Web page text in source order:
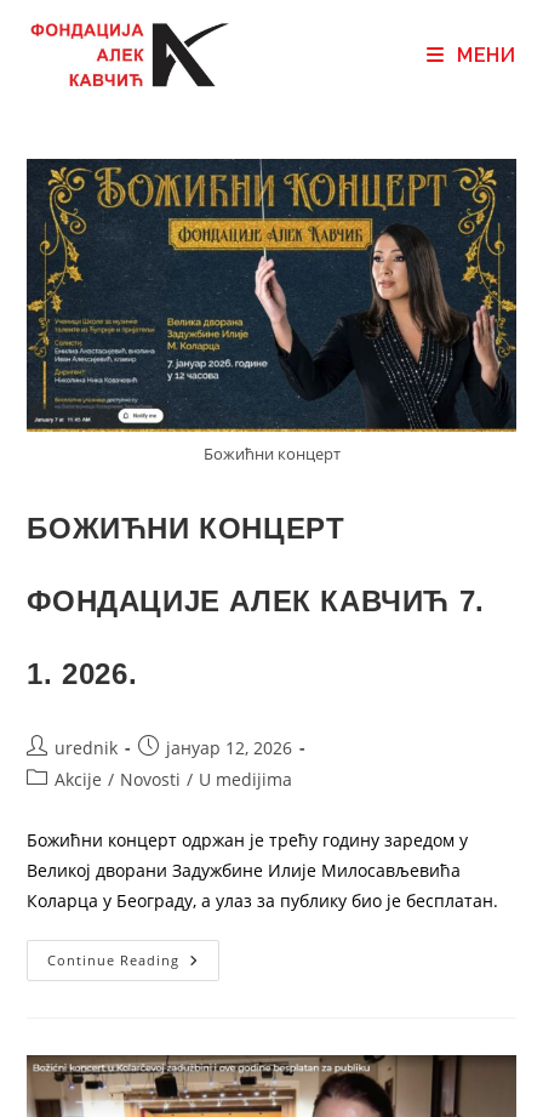
МЕНИ
Божићни концерт
БОЖИЋНИ КОНЦЕРТ
ФОНДАЦИЈЕ АЛЕК КАВЧИЋ 7.
1. 2026.
urednik
јануар 12, 2026
Akcije / Novosti / U medijima
Божићни концерт одржан је трећу годину заредом у
Великој дворани Задужбине Илије Милосављевића
Коларца у Београду, а улаз за публику био је бесплатан.
Continue Reading